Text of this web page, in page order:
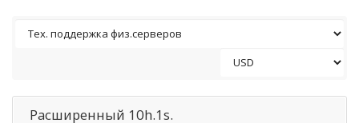
Расширенный 10h.1s.